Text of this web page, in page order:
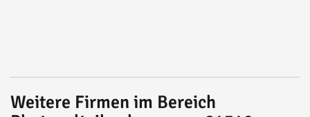
Weitere Firmen im Bereich